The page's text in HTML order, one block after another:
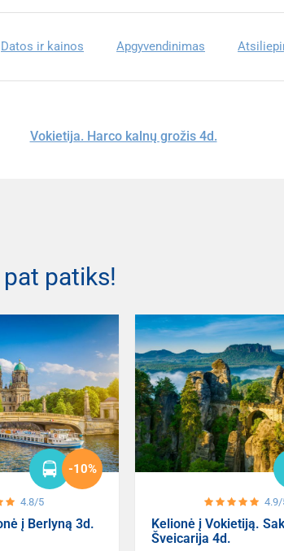
Datos ir kainos Apgyvendinimas
Vokietija. Harco kalnų grožis 4d.
patiks!
4.8/5
-10%
į Berlyną 3d.
4.9/
Kelionė į Vokietiją.
Šveicarija 4d.